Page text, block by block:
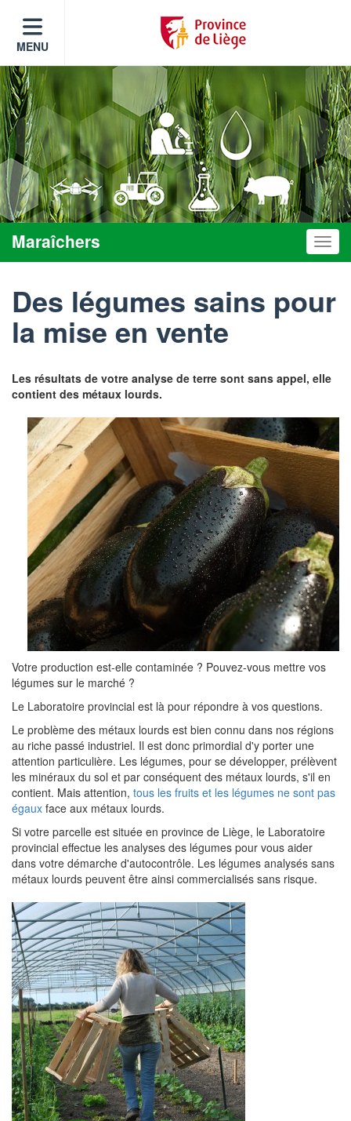
MENU
Maraîchers
Des légumes sains pour
la mise en vente
Les résultats de votre analyse de terre sont sans appel, elle
contient des métaux lourds.
Votre production est-elle contaminée ? Pouvez-vous mettre vos
légumes sur le marché ?
Le Laboratoire provincial est là pour répondre à vos questions.
Le problème des métaux lourds est bien connu dans nos régions
au riche passé industriel. Il est donc primordial d'y porter une
attention particulière. Les légumes, pour se développer, prélèvent
les minéraux du sol et par conséquent des métaux lourds, s'il en
contient. Mais attention, tous les fruits et les légumes ne sont pas
égaux face aux métaux lourds.
Si votre parcelle est située en province de Liège, le Laboratoire
provincial effectue les analyses des légumes pour vous aider
dans votre démarche d'autocontrôle. Les légumes analysés sans
métaux lourds peuvent être ainsi commercialisés sans risque.